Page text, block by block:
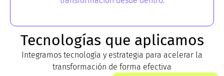
Tecnologías que aplicamos
Integramos tecnología y estrategia para acelerar la
transformación de forma efectiva